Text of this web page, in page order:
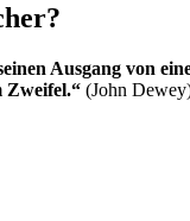
Ausgang von
Zweifel.“ (John